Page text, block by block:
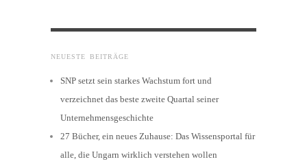
NEUESTE BEITRÄGE
SNP setzt sein starkes Wachstum fort und
verzeichnet das beste zweite Quartal seiner
Unternehmensgeschichte
27 Bücher, ein neues Zuhause: Das Wissensportal für
alle, die Ungarn wirklich verstehen wollen